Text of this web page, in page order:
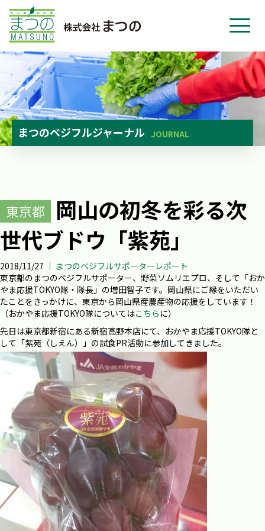
まつのベジフルジャーナル JOURNAL
東京都
岡山の初冬を彩る次
世代ブドウ「紫苑」
2018/11/27 ｜ まつのベジフルサポーターレポート
東京都のまつのベジフルサポーター、野菜ソムリエプロ、そして「おか
やま応援TOKYO隊・隊長」の増田智子です。岡山県にご縁をいただい
たことをきっかけに、東京から岡山県産農産物の応援をしています！
（おかやま応援TOKYO隊についてはこちら に）
先日は東京都新宿にある新宿高野本店にて、おかやま応援TOKYO隊と
して「紫苑（しえん）」の試食PR活動に参加してきました。
ホーム
事業紹介
会社紹介
ニュース
お問い合わせ